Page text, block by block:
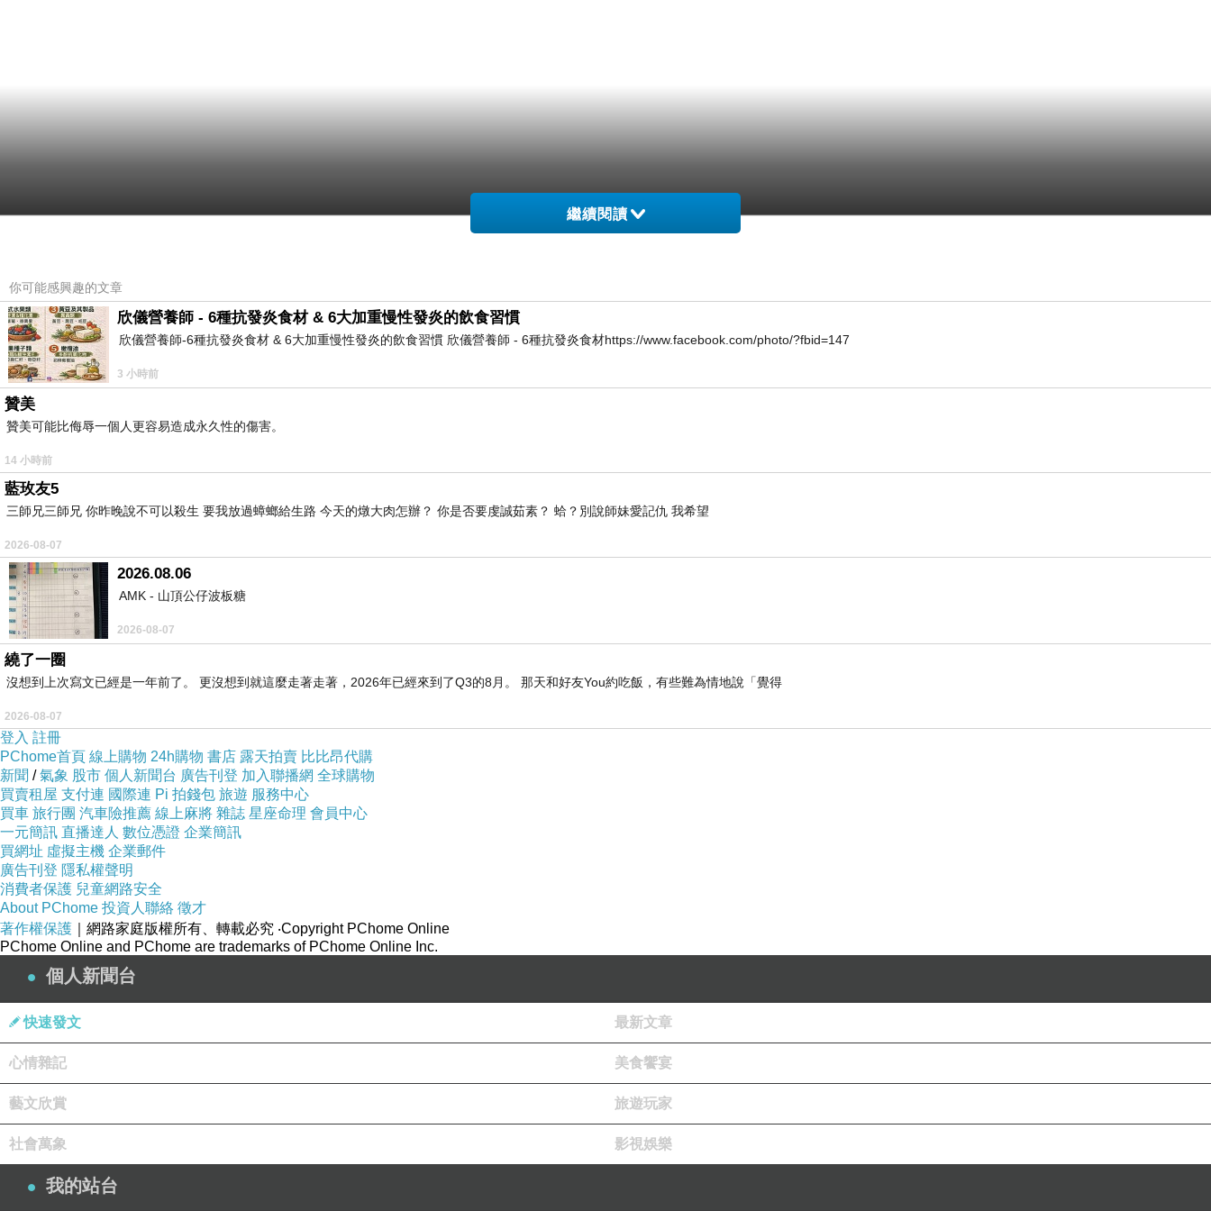
繼續閱讀
你可能感興趣的文章
欣儀營養師 - 6種抗發炎食材 & 6大加重慢性發炎的飲食習慣
欣儀營養師-6種抗發炎食材 & 6大加重慢性發炎的飲食習慣 欣儀營養師 - 6種抗發炎食材https://www.facebook.com/photo/?fbid=147
3 小時前
贊美
贊美可能比侮辱一個人更容易造成永久性的傷害。
14 小時前
藍玫友5
三師兄三師兄 你昨晚說不可以殺生 要我放過蟑螂給生路 今天的燉大肉怎辦？ 你是否要虔誠茹素？ 蛤？別說師妹愛記仇 我希望
2026-08-07
2026.08.06
AMK - 山頂公仔波板糖
2026-08-07
繞了一圈
沒想到上次寫文已經是一年前了。 更沒想到就這麼走著走著，2026年已經來到了Q3的8月。 那天和好友You約吃飯，有些難為情地說「覺得
2026-08-07
登入 註冊
PChome首頁 線上購物 24h購物 書店 露天拍賣 比比昂代購
新聞 /氣象 股市 個人新聞台 廣告刊登 加入聯播網 全球購物
買賣租屋 支付連 國際連 Pi 拍錢包 旅遊 服務中心
買車 旅行團 汽車險推薦 線上麻將 雜誌 星座命理 會員中心
一元簡訊 直播達人 數位憑證 企業簡訊
買網址 虛擬主機 企業郵件
廣告刊登 隱私權聲明
消費者保護 兒童網路安全
About PChome 投資人聯絡 徵才
著作權保護 ｜網路家庭版權所有、轉載必究 ‧Copyright PChome Online
PChome Online and PChome are trademarks of PChome Online Inc.
個人新聞台
快速發文 最新文章
心情雜記 美食饗宴
藝文欣賞 旅遊玩家
社會萬象 影視娛樂
我的站台